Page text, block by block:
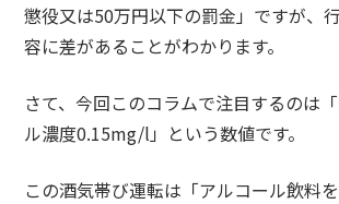
懲役又は50万円以下の罰金」ですが、
容に差があることがわかります。
さて、今回このコラムで注目するのは
ル濃度0.15mg/l」という数値です。
この酒気帯び運転は「アルコール飲料